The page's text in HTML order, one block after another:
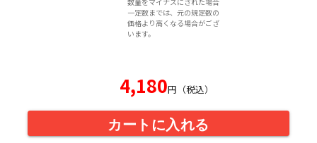
一定数までは、元の規定数の
価格より高くなる場合がござ
います。
4,180円（税込）
カートに入れる